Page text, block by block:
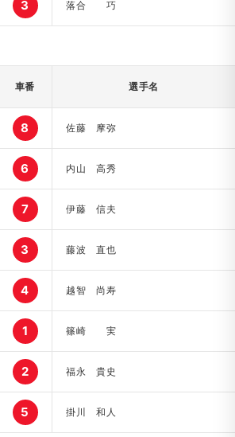
3 落合 巧
車番 選手名
8 佐藤 摩弥
6 内山 高秀
7 伊藤 信夫
3 藤波 直也
4 越智 尚寿
1 篠崎 実
2 福永 貴史
5 掛川 和人